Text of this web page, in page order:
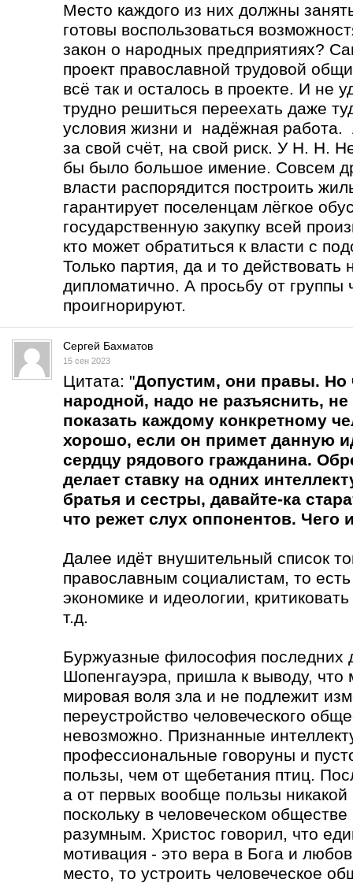
Место каждого из них должны
готовы воспользоваться
закон о народных предприятиях?
проект православной трудовой
всё так и осталось в проекте. И не
трудно решиться переехать даже
условия жизни и надёжная работа.
за свой счёт, на свой риск. У Н. Н.
бы было большое имение. Совсем
власти распорядится построить
гарантирует поселенцам лёгкое
государственную закупку всей
кто может обратиться к власти с
Только партия, да и то действовать
дипломатично. А просьбу от группы
проигнорируют.
Сергей Бахматов
15 сен 2023
Цитата: "Допустим, они правы. Но
народной, надо не разъяснить, не
показать каждому конкретному
хорошо, если он примет данную
сердцу рядового гражданина.
делает ставку на одних
братья и сестры, давайте-ка
что режет слух оппонентов. Чего
Далее идёт внушительный список
православным социалистам, то
экономике и идеологии,
т.д.
Буржуазные философия последних
Шопенгауэра, пришла к выводу, что
мировая воля зла и не подлежит
переустройство человеческого
невозможно. Признанные
профессиональные говоруны и
пользы, чем от щебетания птиц.
а от первых вообще пользы
поскольку в человеческом
разумным. Христос говорил, что
мотивация - это вера в Бога и
место, то устроить человеческое